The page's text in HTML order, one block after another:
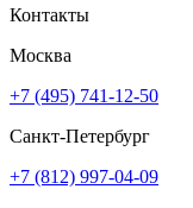
Контакты
Москва
+7 (495) 741-12-50
Санкт-Петербург
+7 (812) 997-04-09